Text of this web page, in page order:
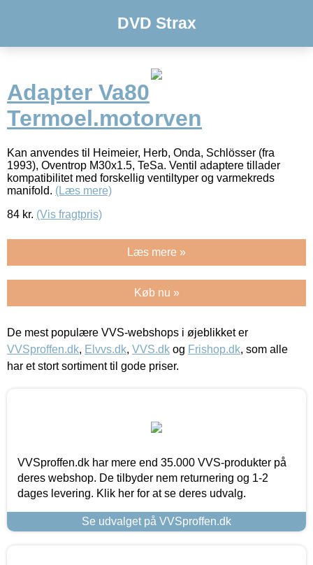
DVD Strax
Adapter Va80
Termoel.motorven
Kan anvendes til Heimeier, Herb, Onda, Schlösser (fra
1993), Oventrop M30x1.5, TeSa. Ventil adaptere tillader
kompatibilitet med forskellig ventiltyper og varmekreds
manifold. (Læs mere)
84 kr. (Vis fragtpris)
Læs mere »
Køb nu »
De mest populære VVS-webshops i øjeblikket er
VVSproffen.dk, Elvvs.dk, VVS.dk og Frishop.dk, som alle
har et stort sortiment til gode priser.
VVSproffen.dk har mere end 35.000 VVS-produkter på
deres webshop. De tilbyder nem returnering og 1-2
dages levering. Klik her for at se deres udvalg.
Se udvalget på VVSproffen.dk